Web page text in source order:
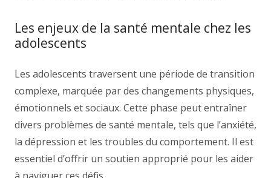
Les enjeux de la santé mentale chez les
adolescents
Les adolescents traversent une période de transition
complexe, marquée par des changements physiques,
émotionnels et sociaux. Cette phase peut entraîner
divers problèmes de santé mentale, tels que l’anxiété,
la dépression et les troubles du comportement. Il est
essentiel d’offrir un soutien approprié pour les aider